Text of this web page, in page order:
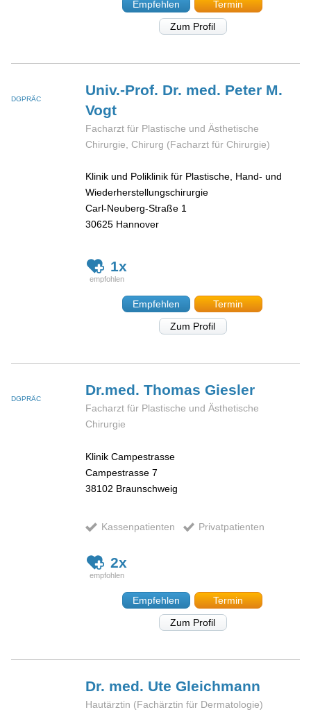
Empfehlen
Termin
Zum Profil
DGPRÄC
Univ.-Prof. Dr. med. Peter M.
Vogt
Facharzt für Plastische und Ästhetische
Chirurgie, Chirurg (Facharzt für Chirurgie)
Klinik und Poliklinik für Plastische, Hand- und
Wiederherstellungschirurgie
Carl-Neuberg-Straße 1
30625 Hannover
1x
Empfehlen
Termin
Zum Profil
DGPRÄC
Dr.med. ThomasGiesler
Facharzt für Plastische und Ästhetische
Chirurgie
Klinik Campestrasse
Campestrasse 7
38102 Braunschweig
Kassenpatienten Privatpatienten
2x
Empfehlen
Termin
Zum Profil
Dr. med. UteGleichmann
Hautärztin (Fachärztin für Dermatologie)